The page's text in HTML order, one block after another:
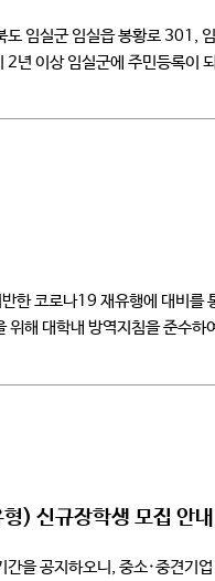
실군 임실읍 봉황로 301,
이상 임실군에 주민등록이
한 코로나19 재유행에 대비
대학내 방역지침을 준수
) 신규장학생 모집 안내
공지하오니, 중소·중견기